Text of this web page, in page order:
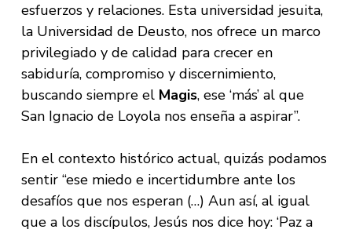
esfuerzos y relaciones. Esta universidad jesuita,
la Universidad de Deusto, nos ofrece un marco
privilegiado y de calidad para crecer en
sabiduría, compromiso y discernimiento,
buscando siempre el Magis, ese ‘más’ al que
San Ignacio de Loyola nos enseña a aspirar”.
En el contexto histórico actual, quizás podamos
sentir “ese miedo e incertidumbre ante los
desafíos que nos esperan (…) Aun así, al igual
que a los discípulos, Jesús nos dice hoy: ‘Paz a